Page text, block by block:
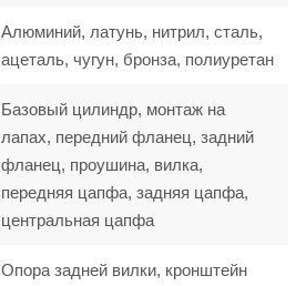
Алюминий, латунь, нитрил, сталь,
ацеталь, чугун, бронза, полиуретан
Базовый цилиндр, монтаж на
лапах, передний фланец, задний
фланец, проушина, вилка,
передняя цапфа, задняя цапфа,
центральная цапфа
Опора задней вилки, кронштейн